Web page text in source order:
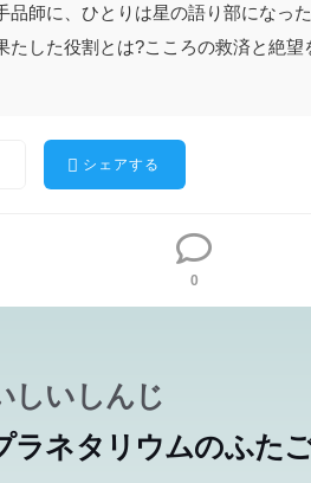
師に、ひとりは星の語り部になった
たした役割とは?こころの救済と絶望
シェアする
0
しいしんじ
ラネタリウムのふた